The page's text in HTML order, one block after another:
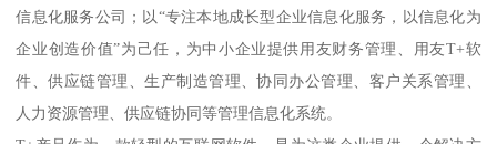
信息化服务公司；以“专注本地成长型企业信息化服务，以信息化为
企业创造价值”为己任，为中小企业提供用友财务管理、用友T+软
件、供应链管理、生产制造管理、协同办公管理、客户关系管理、
人力资源管理、供应链协同等管理信息化系统。